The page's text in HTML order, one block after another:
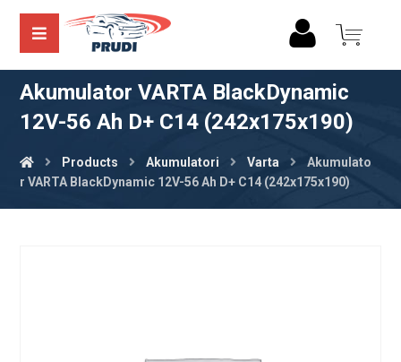
Akumulator VARTA BlackDynamic
12V-56 Ah D+ C14 (242x175x190)
Products Akumulatori Varta
Akumulato
r VARTA BlackDynamic 12V-56 Ah D+ C14 (242x175x190)